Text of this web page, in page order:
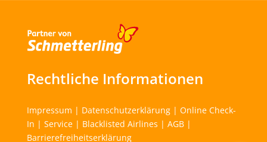
Rechtliche Informationen
Impressum | Datenschutzerklärung| Online Check-
In | Service| Blacklisted Airlines | AGB|
Barrierefreiheitserklärung